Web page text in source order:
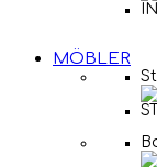
MÖBLER